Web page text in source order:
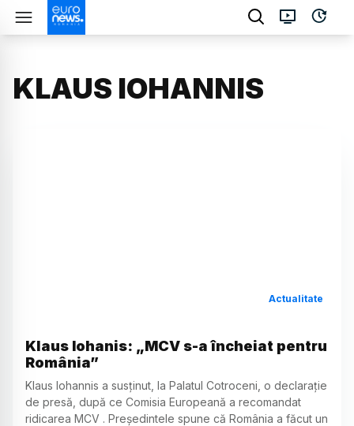
KLAUS IOHANNIS
Actualitate
Klaus Iohanis: „MCV s-a încheiat pentru
România”
Klaus Iohannis a susținut, la Palatul Cotroceni, o declarație
de presă, după ce Comisia Europeană a recomandat
ridicarea MCV . Președintele spune că România a făcut un